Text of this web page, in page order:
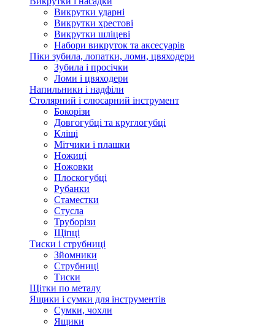
Викрутки ударні
Викрутки хрестові
Викрутки шліцеві
Набори викруток та аксесуарів
Піки зубила, лопатки, ломи, цвяходери
Зубила і просічки
Ломи і цвяходери
Напильники і надфіли
Столярний і слюсарний інструмент
Бокорізи
Довгогубці та круглогубці
Кліщі
Мітчики і плашки
Ножиці
Ножовки
Плоскогубці
Рубанки
Стаместки
Стусла
Труборізи
Щіпці
Тиски і струбниці
Зйомники
Струбниці
Тиски
Щітки по металу
Ящики і сумки для інструментів
Сумки, чохли
Ящики